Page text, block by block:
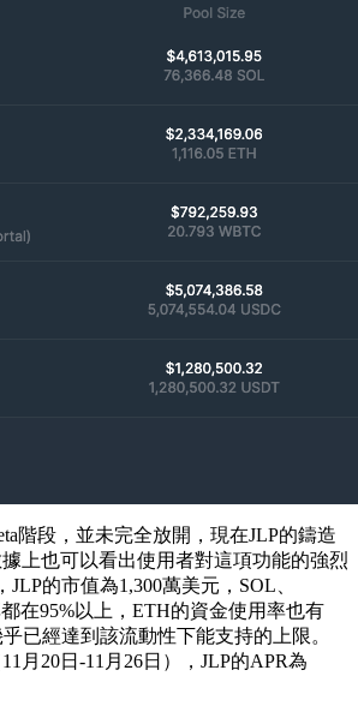
階段，並未完全放開，現在JLP的鑄造
上也可以看出使用者對這項功能的強烈
的市值為1,300萬美元，SOL、
在95%以上，ETH的資金使用率也有
已經達到該流動性下能支持的上限。
月20日-11月26日），JLP的APR為